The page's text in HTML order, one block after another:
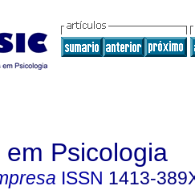
em Psicologia
ISSN 1413-